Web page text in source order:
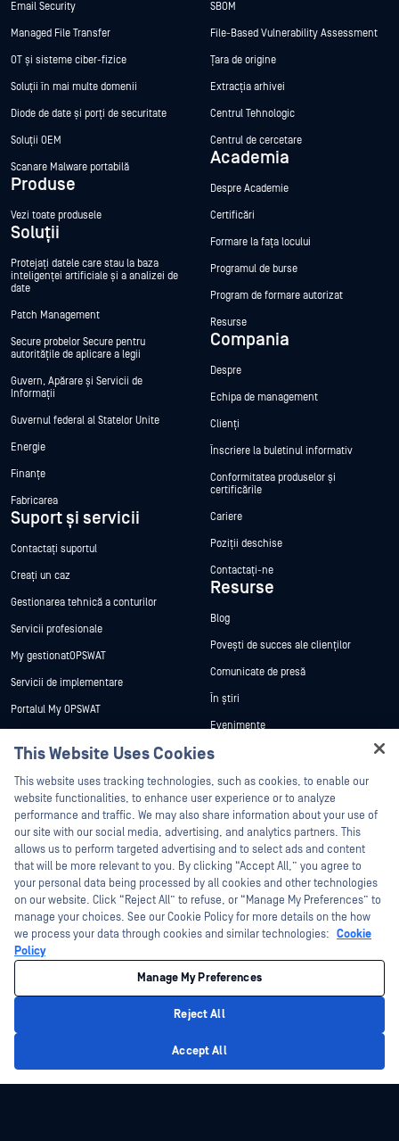
Email Security
Managed File Transfer
OT și sisteme ciber-fizice
Soluții în mai multe domenii
Diode de date și porți de securitate
Soluții OEM
Scanare Malware portabilă
Produse
Vezi toate produsele
Soluții
Protejați datele care stau la baza
inteligenței artificiale și a analizei de
date
Patch Management
Secure probelor Secure pentru
autoritățile de aplicare a legii
Guvern, Apărare și Servicii de
Informații
Guvernul federal al Statelor Unite
Energie
Finanțe
Fabricarea
Suport și servicii
Contactați suportul
Creați un caz
Gestionarea tehnică a conturilor
Servicii profesionale
My gestionatOPSWAT
Servicii de implementare
Portalul My OPSWAT
vulnerabilităților
Parteneri
Certificare
Parteneri tehnologici
Program de parteneriat de canal
SBOM
File-Based Vulnerability Assessment
Țara de origine
Extracția arhivei
Centrul Tehnologic
Centrul de cercetare
Academia
Despre Academie
Certificări
Formare la fața locului
Programul de burse
Program de formare autorizat
Resurse
Compania
Despre
Echipa de management
Clienți
Înscriere la buletinul informativ
Conformitatea produselor și
certificările
Cariere
Poziții deschise
Contactați-ne
Resurse
Blog
Povești de succes ale clienților
Comunicate de presă
În știri
Evenimente
Webinare
Fișe de date
Cărți albe
Instrumente gratuite
©2026 OPSWAT . Toate drepturile rezervate. OPSWAT, MetaDefender, Metascan,
MetaAccess, OPSWAT , Trust no File. Trust No Device., OPSWAT , Protecting the
World's Critical Infrastructure, Deep CDR™ Technology, InQuest, logo-ul InQuest,
DFI, RetroHunt, Deep File Inspection și Join the Hunt sunt mărci comerciale ale
OPSWAT . Mărcile comerciale ale terților sunt proprietatea deținătorilor respectivi.
Politica de confidențialitate
Opțiunile dvs. de confidențialitate din California
This Website Uses Cookies
This website uses tracking technologies, such as cookies, to enable our
website functionalities, to enhance user experience or to analyze
performance and traffic. We may also share information about your use of
our site with our social media, advertising, and analytics partners. This
allows us to perform targeted advertising and to select ads and content
that will be more relevant to you. By clicking “Accept All,” you agree to
your personal data being processed by all cookies and other technologies
on our website. Click “Reject All” to refuse, or “Manage My Preferences” to
manage your choices. See our Cookie Policy for more details on the how
we process your data through cookies and similar technologies: Cookie
Policy
Manage My Preferences
Reject All
Accept All
Hey there!
I'm Ozzy, your OPSWAT virtual assistant.
How can I help you secure what's critical
today?